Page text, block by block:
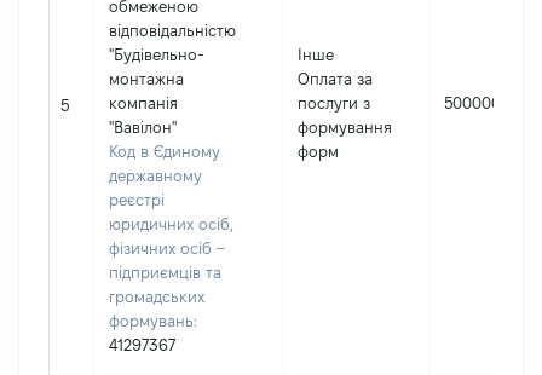
5
обмеженою
відповідальністю
"Будівельно-
монтажна
компанія
"Вавілон"
Код в Єдиному
державному
реєстрі
юридичних осіб,
фізичних осіб –
підприємців та
громадських
формувань:
41297367
Інше
Оплата за
послуги з
формування
форм
500000